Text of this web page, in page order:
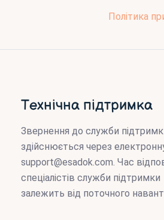
Політика
Технічна підтримка
Звернення до служби
здійснюється через
support@esadok.com. Час
спеціалістів служби підтримки
залежить від поточного